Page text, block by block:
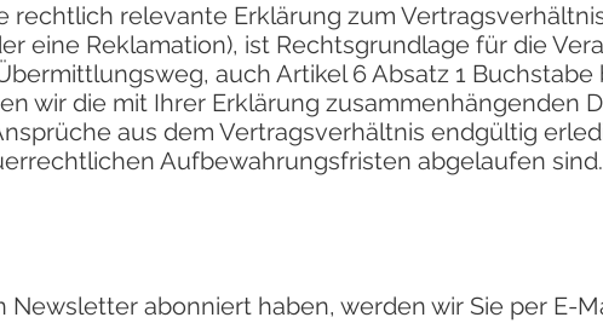
rechtlich relevante Erklärung zum
eine Reklamation), ist Rechtsgrundlage für die
auch Artikel 6 Absatz 1 Buchstabe
wir die mit Ihrer Erklärung zusammenhängenden
aus dem Vertragsverhältnis endgültig
Aufbewahrungsfristen abgelaufen sind.
Newsletter abonniert haben, werden wir Sie per E-